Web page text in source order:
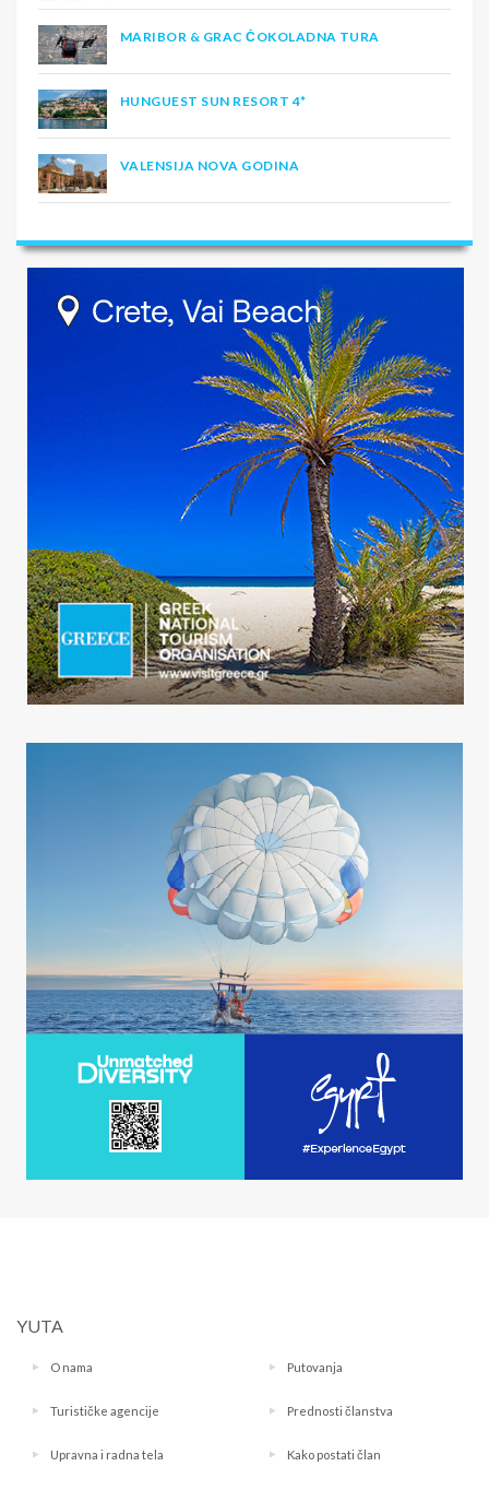
MARIBOR & GRAC ČOKOLADNA TURA
HUNGUEST SUN RESORT 4*
VALENSIJA NOVA GODINA
YUTA
O nama Putovanja
Turističke agencije Prednosti članstva
Upravna i radna tela Kako postati član